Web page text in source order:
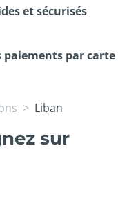
et sécurisés
paiements par carte
Liban
sur